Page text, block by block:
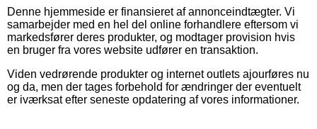
Denne hjemmeside er finansieret af annonceindtægter. Vi
samarbejder med en hel del online forhandlere eftersom vi
markedsfører deres produkter, og modtager provision hvis
en bruger fra vores website udfører en transaktion.
Viden vedrørende produkter og internet outlets ajourføres nu
og da, men der tages forbehold for ændringer der eventuelt
er iværksat efter seneste opdatering af vores informationer.